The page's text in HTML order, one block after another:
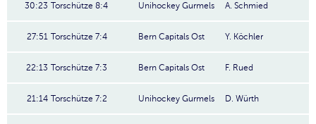
30:23 Torschütze 8:4 Unihockey Gurmels A. Schmied
27:51 Torschütze 7:4 Bern Capitals Ost Y. Köchler
22:13 Torschütze 7:3 Bern Capitals Ost F. Rued
21:14 Torschütze 7:2 Unihockey Gurmels D. Würth